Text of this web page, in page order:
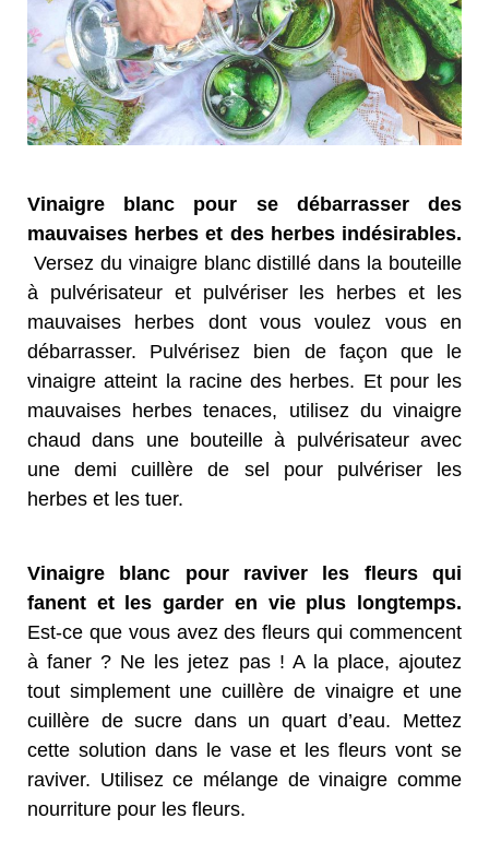
Vinaigre blanc pour se débarrasser des
mauvaises herbes et des herbes indésirables.
Versez du vinaigre blanc distillé dans la bouteille
à pulvérisateur et pulvériser les herbes et les
mauvaises herbes dont vous voulez vous en
débarrasser. Pulvérisez bien de façon que le
vinaigre atteint la racine des herbes. Et pour les
mauvaises herbes tenaces, utilisez du vinaigre
chaud dans une bouteille à pulvérisateur avec
une demi cuillère de sel pour pulvériser les
herbes et les tuer.
Vinaigre blanc pour raviver les fleurs qui
fanent et les garder en vie plus longtemps.
Est-ce que vous avez des fleurs qui commencent
à faner ? Ne les jetez pas ! A la place, ajoutez
tout simplement une cuillère de vinaigre et une
cuillère de sucre dans un quart d’eau. Mettez
cette solution dans le vase et les fleurs vont se
raviver. Utilisez ce mélange de vinaigre comme
nourriture pour les fleurs.